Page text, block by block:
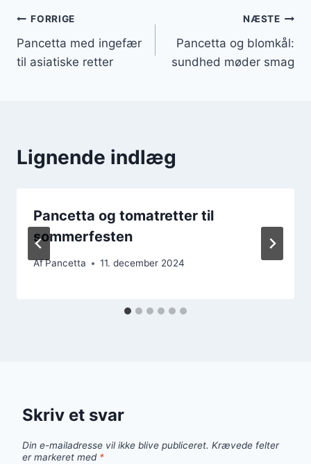
Indlægsnavigation
FORRIGE
Pancetta med ingefær
til asiatiske retter
NÆSTE
Pancetta og blomkål:
sundhed møder smag
Lignende indlæg
Pancetta og tomatretter til
sommerfesten
AfPancetta 11. december 2024
Skriv et svar
Din e-mailadresse vil ikke blive publiceret. Krævede felter
er markeret med *